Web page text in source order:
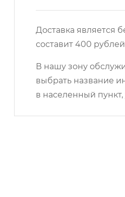
Доставка является
составит 400
В нашу зону
выбрать название
в населенный